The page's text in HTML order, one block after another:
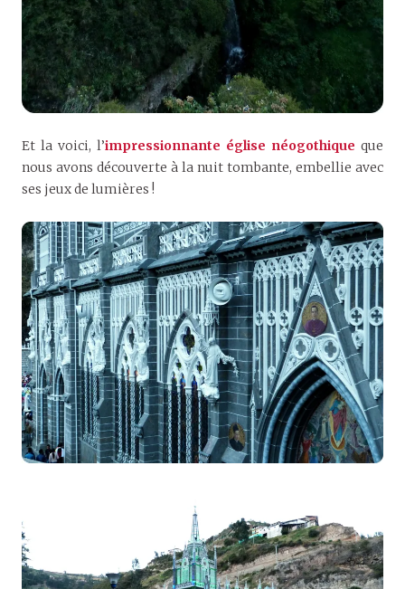
Et la voici, l’impressionnante église néogothique que
nous avons découverte à la nuit tombante, embellie avec
ses jeux de lumières !